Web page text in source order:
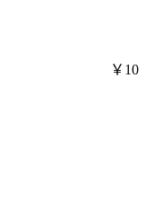
￥10